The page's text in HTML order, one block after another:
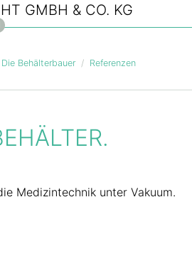
Die Behälterbauer
Referenzen
Medizintechnik unter Vakuum.